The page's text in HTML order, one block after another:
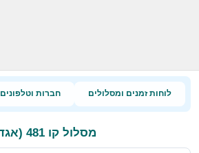
לוחות זמנים ומסלולים חברות וטלפונים
מסלול קו 481 (אגד)